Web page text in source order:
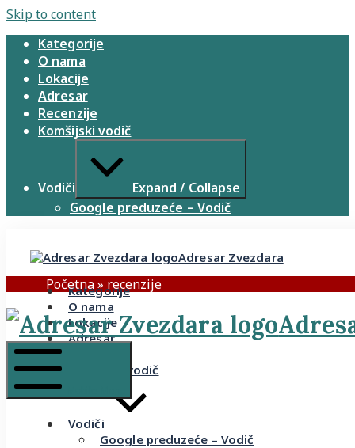
Skip to content
Kategorije
O nama
Lokacije
Adresar
Recenzije
Komšijski vodič
Vodiči
Expand / Collapse
Google preduzeće – Vodič
Adresar Zvezdara
Kategorije
O nama
Lokacije
Adresar
Komšijski vodič
Vodiči
Google preduzeće – Vodič
Početna» recenzije